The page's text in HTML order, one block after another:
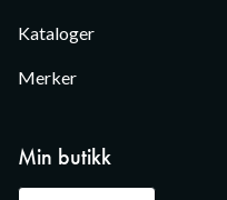
Kataloger
Merker
Min butikk